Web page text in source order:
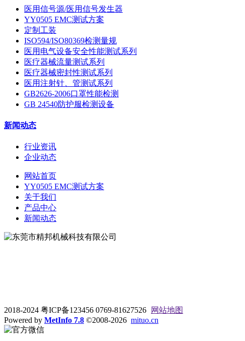
医用信号源/医用信号发生器
YY0505 EMC测试方案
定制工装
ISO594/ISO80369检测量规
医用电气设备安全性能测试系列
医疗器械流量测试系列
医疗器械密封性测试系列
医用注射针、管测试系列
GB2626-2006口罩性能检测
GB 24540防护服检测设备
新闻动态
行业资讯
企业动态
网站首页
YY0505 EMC测试方案
关于我们
产品中心
新闻动态
2018-2024 粤ICP备123456 0769-81627526
网站地图
Powered by MetInfo 7.8 ©2008-2026 mituo.cn